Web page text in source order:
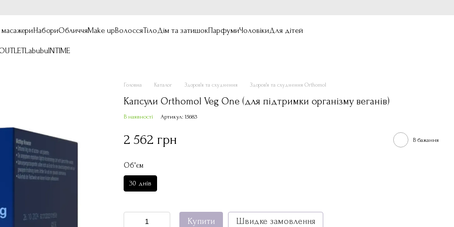
масажериНабориОбличчяMake upВолоссяТілоДім та затишокПарфумиЧоловікиДля дітей
LabubuINTIME
Головна Каталог Здоров'я та схуднення Здоров'я та схуднення Orthomol
Капсули Orthomol Veg One (для підтримки організму веганів)
В наявності Артикул: 15683
2 562 грн В бажання
Об'єм
30 днів
Купити Швидке замовлення